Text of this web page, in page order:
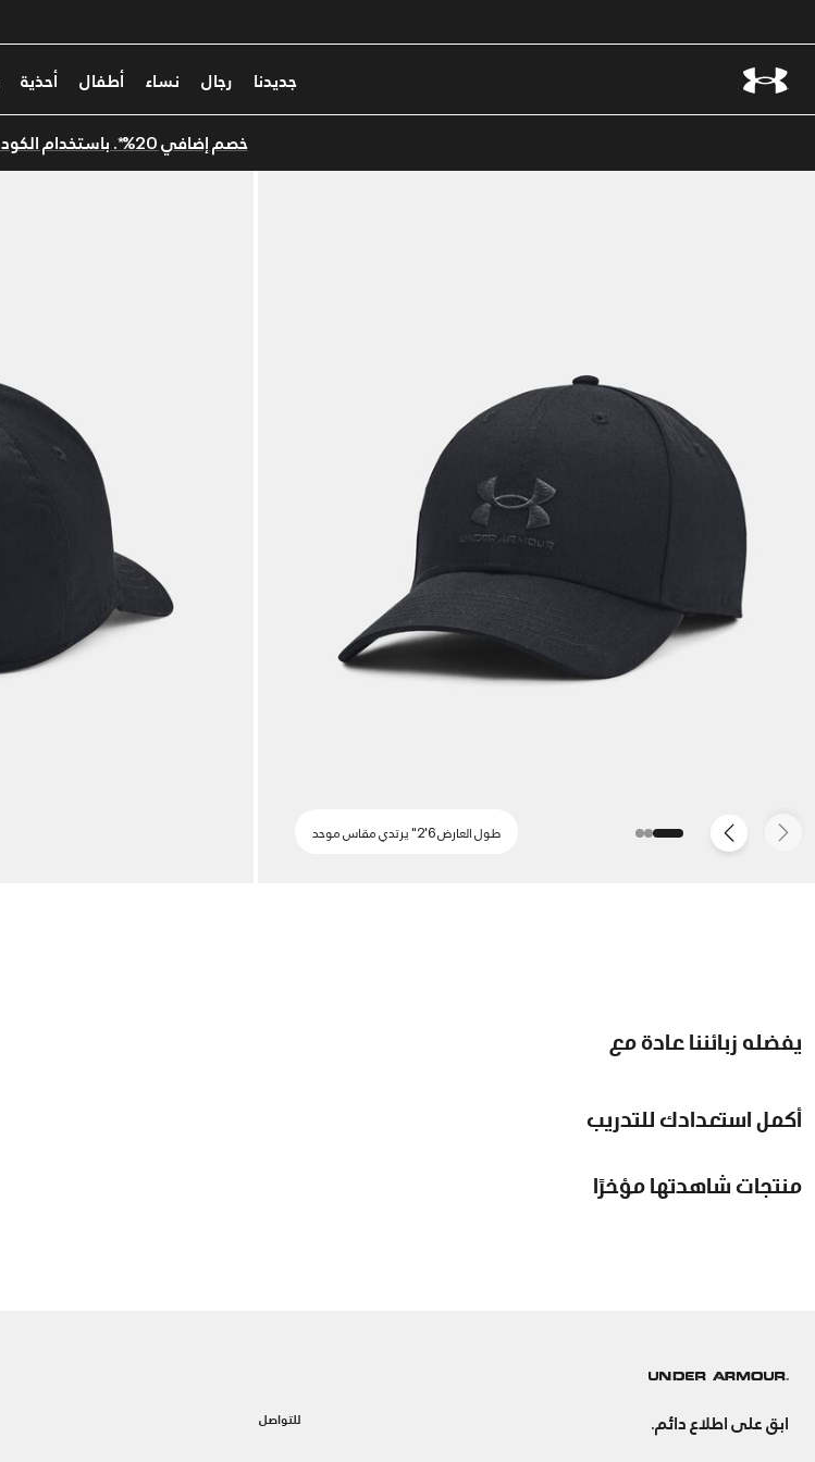
جديدنا رجال نساء أطفال أحذية
خصم إضافي 20%*. باستخدام الكود EXTRA20
طول العارض 6'2" يرتدي مقاس موحد
يفضله زبائننا عادة مع
أكمل استعدادك للتدريب
منتجات شاهدتها مؤخرًا
ابق على اطلاع دائم. للتواصل